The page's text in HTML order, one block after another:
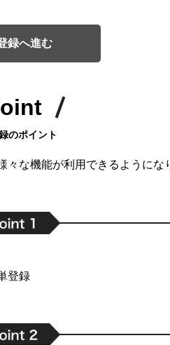
録へ進む
のポイント
々な機能が利用できるようにな
登録